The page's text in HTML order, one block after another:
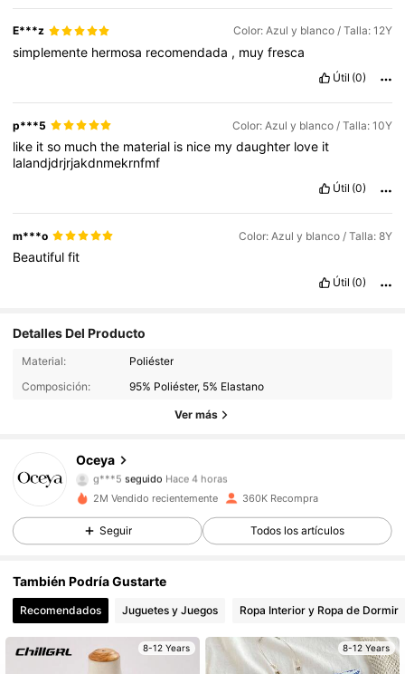
E***z Color: Azul y blanco / Talla: 12Y
simplemente hermosa recomendada , muyfresca
Útil (0)
p***5 Color: Azul y blanco / Talla: 10Y
like itso muchthe material is nice mydaughter love it
lalandjdrjrjakdnmekrnfmf
Útil (0)
m***o Color: Azul y blanco / Talla: 8Y
Beautifulfit
Útil (0)
Detalles Del Producto
Material:
Poliéster
Composición:
95% Poliéster, 5% Elastano
Ver más
Oceya
4,85 19K Seguidores
g***5
4,85
19K Seguidores
4,85 19K Seguidores
4,85 19K Seguidores
4,85 19K Seguidores
4,85
2M Vendido recientemente 360K Recompra
Seguir Todos los artículos
También Podría Gustarte
Recomendados Juguetes y Juegos Ropa Interior y Ropa de Dormir
8-12 Years 8-12 Years